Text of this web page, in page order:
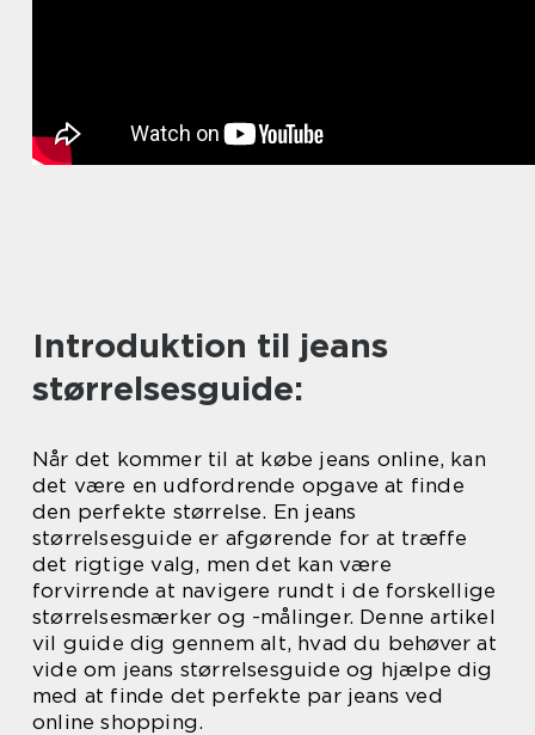
Introduktion til jeans
størrelsesguide:
Når det kommer til at købe jeans online, kan
det være en udfordrende opgave at finde
den perfekte størrelse. En jeans
størrelsesguide er afgørende for at træffe
det rigtige valg, men det kan være
forvirrende at navigere rundt i de forskellige
størrelsesmærker og -målinger. Denne artikel
vil guide dig gennem alt, hvad du behøver at
vide om jeans størrelsesguide og hjælpe dig
med at finde det perfekte par jeans ved
online shopping.